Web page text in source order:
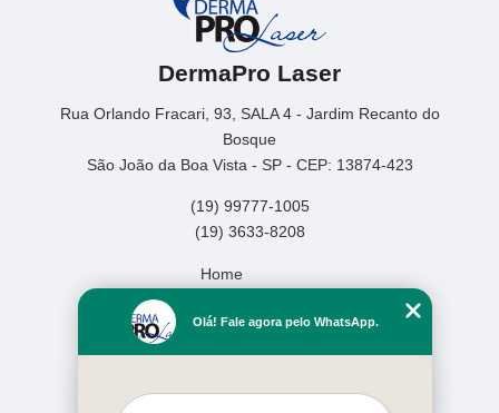
DermaPro Laser
Rua Orlando Fracari, 93, SALA 4 - Jardim Recanto do
Bosque
São João da Boa Vista - SP - CEP: 13874-423
(19) 99777-1005
(19) 3633-8208
Home
Missão
Olá! Fale agora pelo WhatsApp.